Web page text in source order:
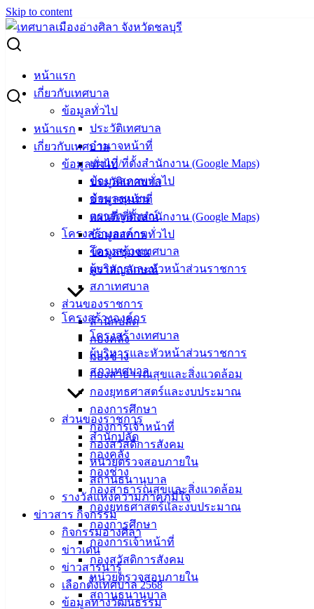
Skip to content
หน้าแรก
เกี่ยวกับเทศบาล
ข้อมูลทั่วไป
ประวัติเทศบาล
อำนาจหน้าที่
แผนที่/ที่ตั้งสำนักงาน (Google Maps)
ข้อมูลสภาพทั่วไป
ข้อมูลชุมชน
ตราสัญลักษณ์
โครงสร้างองค์กร
โครงสร้างเทศบาล
ผู้บริหารและหัวหน้าส่วนราชการ
สภาเทศบาล
ส่วนของราชการ
สำนักปลัด
กองคลัง
กองช่าง
กองสาธารณสุขและสิ่งแวดล้อม
กองยุทธศาสตร์และงบประมาณ
กองการศึกษา
กองการเจ้าหน้าที่
กองสวัสดิการสังคม
หน่วยตรวจสอบภายใน
สถานธนานุบาล
รางวัลแห่งความภาคภูมิใจ
ข่าวสาร กิจกรรม
กิจกรรมอ่างศิลา
ข่าวเด่น
ข่าวสารน่ารู้
เลือกตั้งเทศบาล 2568
ข้อมูลทางวัฒนธรรม
หน้าแรก
เกี่ยวกับเทศบาล
ข้อมูลทั่วไป
ประวัติเทศบาล
อำนาจหน้าที่
แผนที่/ที่ตั้งสำนักงาน (Google Maps)
ข้อมูลสภาพทั่วไป
ข้อมูลชุมชน
ตราสัญลักษณ์
โครงสร้างองค์กร
โครงสร้างเทศบาล
ผู้บริหารและหัวหน้าส่วนราชการ
สภาเทศบาล
ส่วนของราชการ
สำนักปลัด
กองคลัง
กองช่าง
กองสาธารณสุขและสิ่งแวดล้อม
กองยุทธศาสตร์และงบประมาณ
กองการศึกษา
กองการเจ้าหน้าที่
กองสวัสดิการสังคม
หน่วยตรวจสอบภายใน
สถานธนานุบาล
Search for:
ผู้ชนะการเสนอราคา จ้างเหมาบุคคลภายนอกรักษาความ
ปลอดภัยสถานที่ราชการ
ผู้ชนะการเสนอราคา จ้างเหมาบุคคล
ภายนอกรักษาความปลอดภัยสถานที่
กันยายน 24, 2024กันยายน 25, 2024 vichakarn
ประกาศผู้ชนะ